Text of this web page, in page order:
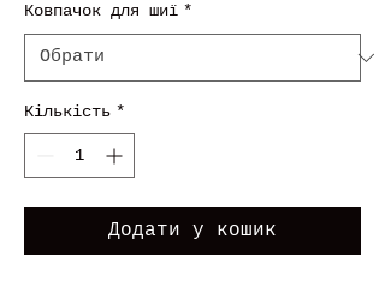
Ковпачок для шиї *
Кількість *
Додати у кошик